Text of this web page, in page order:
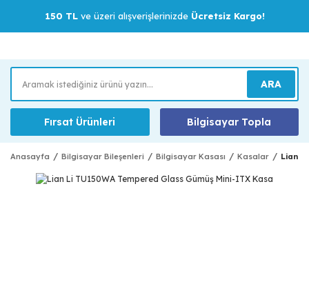
150 TLve üzeri alışverişlerinizde Ücretsiz Kargo!
ARA
Fırsat Ürünleri Bilgisayar Topla
Anasayfa Bilgisayar Bileşenleri Bilgisayar Kasası Kasalar Lian